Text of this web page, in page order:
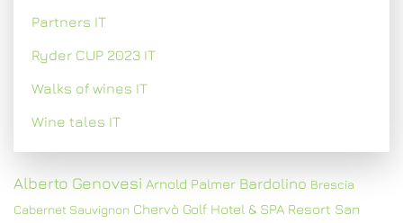
Partners IT
Ryder CUP 2023 IT
Walks of wines IT
Wine tales IT
Alberto Genovesi Arnold Palmer Bardolino Brescia
Cabernet Sauvignon Chervò Golf Hotel & SPA Resort San